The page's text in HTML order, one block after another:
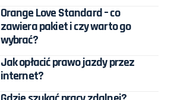
Orange Love Standard – co
zawiera pakiet i czy warto go
wybrać?
Jak opłacić prawo jazdy przez
internet?